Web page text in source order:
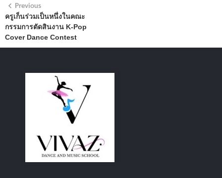
Previous
ครูเก็นร่วมเป็นหนึ่งในคณะ
กรรมการตัดสินงาน K-Pop
Cover Dance Contest